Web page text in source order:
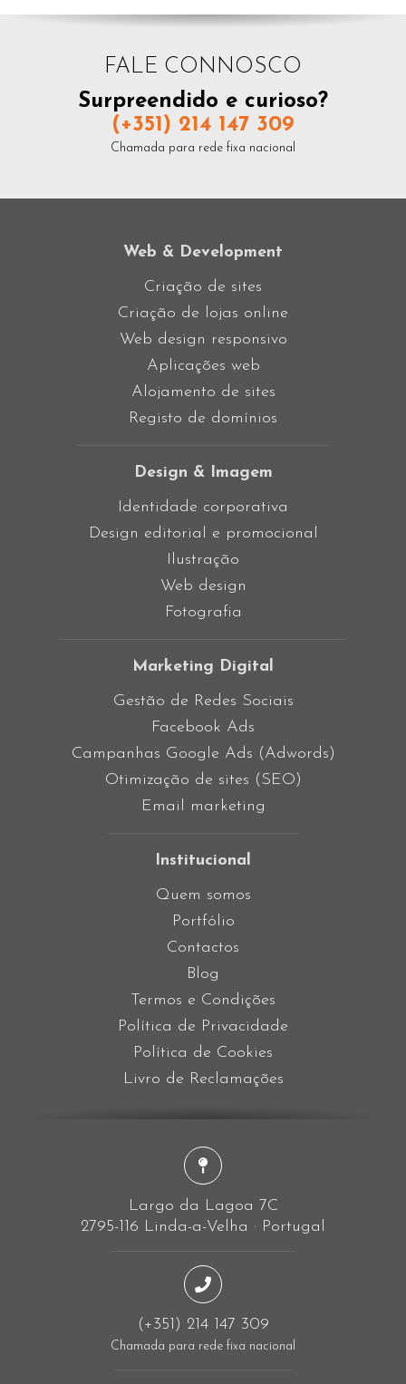
FALE CONNOSCO
Surpreendido e curioso?
(+351) 214 147 309
Chamada para rede fixa nacional
Web & Development
Criação de sites
Criação de lojas online
Web design responsivo
Aplicações web
Alojamento de sites
Registo de domínios
Design & Imagem
Identidade corporativa
Design editorial e promocional
Ilustração
Web design
Fotografia
Marketing Digital
Gestão de Redes Sociais
Facebook Ads
Campanhas Google Ads (Adwords)
Otimização de sites (SEO)
Email marketing
Institucional
Quem somos
Portfólio
Contactos
Blog
Termos e Condições
Política de Privacidade
Política de Cookies
Livro de Reclamações
Largo da Lagoa 7C
2795-116 Linda-a-Velha · Portugal
(+351) 214 147 309
Chamada para rede fixa nacional